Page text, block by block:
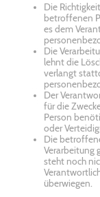
Die
betroffenen
es dem
Die
lehnt die
verlangt
Der
für die
Person
oder
Die
Verarbeitung
steht noch
überwiegen.